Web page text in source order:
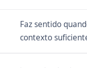
Faz sentido
contexto